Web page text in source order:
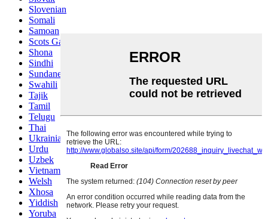
Slovenian
Somali
Samoan
Scots Gaelic
Shona
Sindhi
Sundanese
Swahili
Tajik
Tamil
Telugu
Thai
Ukrainian
Urdu
Uzbek
Vietnamese
Welsh
Xhosa
Yiddish
Yoruba